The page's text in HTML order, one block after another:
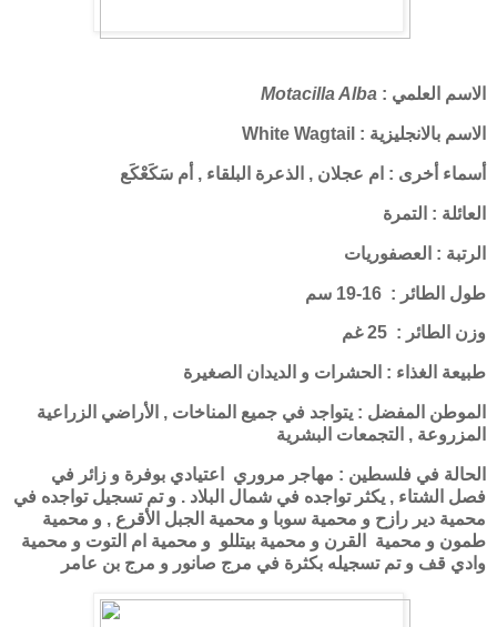
الاسم العلمي : Motacilla Alba
الاسم بالانجليزية : White Wagtail
أسماء أخرى : ام عجلان , الذعرة البلقاء , أم سَكَعْكَع
العائلة : التمرة
الرتبة : العصفوريات
طول الطائر : 16-19 سم
وزن الطائر : 25 غم
طبيعة الغذاء : الحشرات و الديدان الصغيرة
الموطن المفضل : يتواجد في جميع المناخات , الأراضي الزراعية
المزروعة , التجمعات البشرية
الحالة في فلسطين : مهاجر مروري اعتيادي بوفرة و زائر في
فصل الشتاء , يكثر تواجده في شمال البلاد . و تم تسجيل تواجده في
محمية دير رازح و محمية سوبا و محمية الجبل الأقرع , و محمية
طمون و محمية القرن و محمية بيتللو و محمية ام التوت و محمية
وادي قف و تم تسجيله بكثرة في مرج صانور و مرج بن عامر